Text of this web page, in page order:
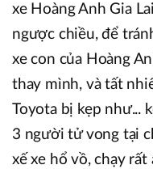
xe Hoàng Anh Gia
ngược chiều, để
xe con của Hoàng
thay mình, và tất
Toyota bị kẹp như...
3 người tử vong tại
xế xe hổ vồ, chạy rất